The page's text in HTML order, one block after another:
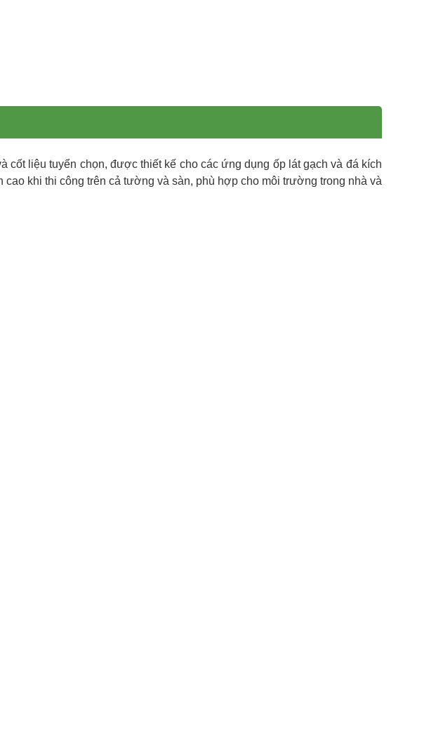
cốt liệu tuyển chọn, được thiết kế cho các ứng dụng ốp lát gạch và đá kích
khi thi công trên cả tường và sàn, phù hợp cho môi trường trong nhà và